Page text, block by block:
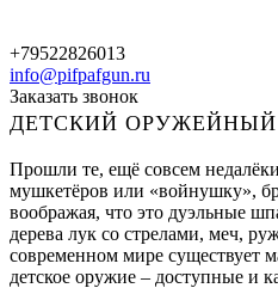
+79522826013
info@pifpafgun.ru
Заказать звонок
ДЕТСКИЙ
Прошли те, ещё совсем
мушкетёров или «войнушку»,
воображая, что это дуэльные
дерева лук со стрелами, меч,
современном мире существует
детское оружие – доступные и